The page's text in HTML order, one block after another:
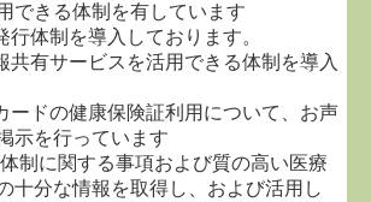
できる体制を有しています
行体制を導入しております。
共有サービスを活用できる体制を導入
ードの健康保険証利用について、お声
示を行っています
制に関する事項および質の高い医療
十分な情報を取得し、および活用し